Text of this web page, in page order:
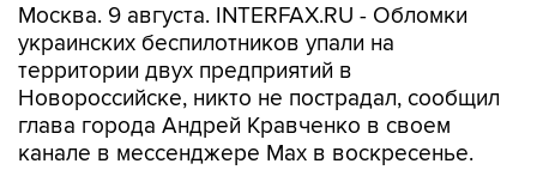
Москва. 9 августа. INTERFAX.RU - Обломки
украинских беспилотников упали на
территории двух предприятий в
Новороссийске, никто не пострадал, сообщил
глава города Андрей Кравченко в своем
канале в мессенджере Max в воскресенье.